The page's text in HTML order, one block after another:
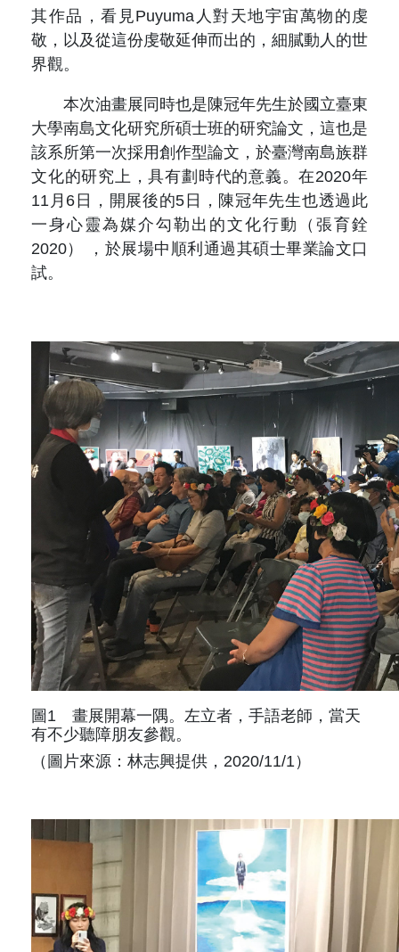
其作品，看見Puyuma人對天地宇宙萬物的虔
敬，以及從這份虔敬延伸而出的，細膩動人的世
界觀。
本次油畫展同時也是陳冠年先生於國立臺東
大學南島文化研究所碩士班的研究論文，這也是
該系所第一次採用創作型論文，於臺灣南島族群
文化的研究上，具有劃時代的意義。在2020年
11月6日，開展後的5日，陳冠年先生也透過此
一身心靈為媒介勾勒出的文化行動（張育銓
2020） ，於展場中順利通過其碩士畢業論文口
試。
圖1 畫展開幕一隅。左立者，手語老師，當天
有不少聽障朋友參觀。
（圖片來源：林志興提供，2020/11/1）